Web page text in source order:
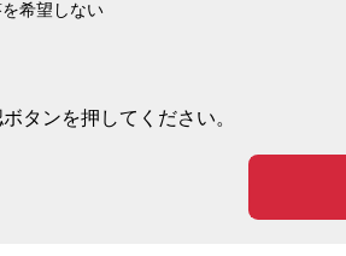
を希望しない
タンを押してください。